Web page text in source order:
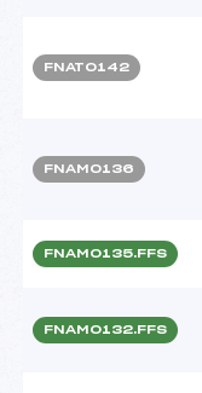
FNAT0142
FNAM0136
FNAM0135.FFS
FNAM0132.FFS